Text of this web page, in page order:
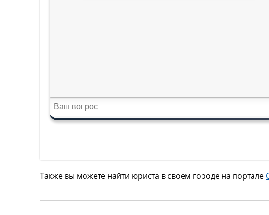
Также вы можете найти юриста в своем городе на портале